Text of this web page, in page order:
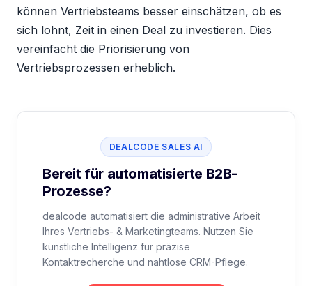
können Vertriebsteams besser einschätzen, ob es
sich lohnt, Zeit in einen Deal zu investieren. Dies
vereinfacht die Priorisierung von
Vertriebsprozessen erheblich.
DEALCODE SALES AI
Bereit für automatisierte B2B-
Prozesse?
dealcode automatisiert die administrative Arbeit
Ihres Vertriebs- & Marketingteams. Nutzen Sie
künstliche Intelligenz für präzise
Kontaktrecherche und nahtlose CRM-Pflege.